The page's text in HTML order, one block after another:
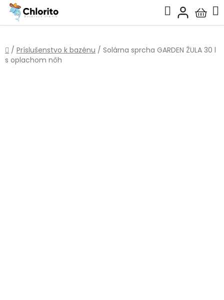
Prejsť
obsah
Hľadať
košík
Domov
/ Príslušenstvo k bazénu / Solárna sprcha GARDEN ŽULA 30 l
s oplachom nôh